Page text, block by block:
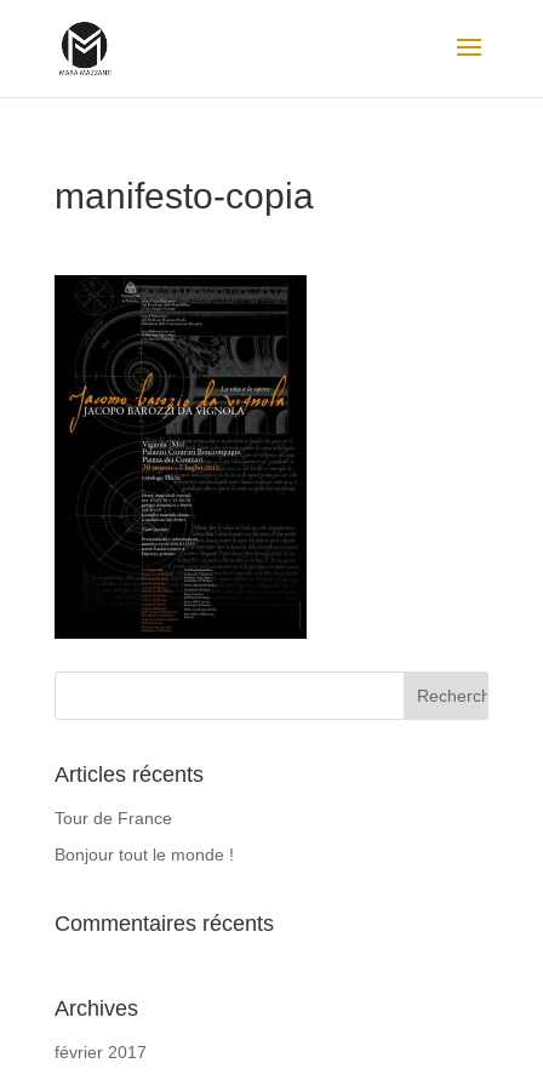
manifesto-copia
Articles récents
Tour de France
Bonjour tout le monde !
Commentaires récents
Archives
février 2017